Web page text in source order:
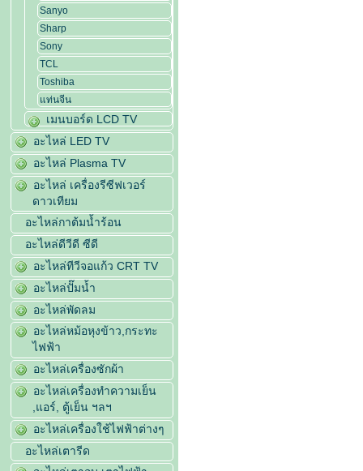
Sanyo
Sharp
Sony
TCL
Toshiba
แท่นจีน
เมนบอร์ด LCD TV
อะไหล่ LED TV
อะไหล่ Plasma TV
อะไหล่ เครื่องรีซีฟเวอร์
ดาวเทียม
อะไหล่กาต้มน้ำร้อน
อะไหล่ดีวีดี ซีดี
อะไหล่ทีวีจอแก้ว CRT TV
อะไหล่ปั๊มน้ำ
อะไหล่พัดลม
อะไหล่หม้อหุงข้าว,กระทะ
ไฟฟ้า
อะไหล่เครื่องซักผ้า
อะไหล่เครื่องทำความเย็น
,แอร์, ตู้เย็น ฯลฯ
อะไหล่เครื่องใช้ไฟฟ้าต่างๆ
อะไหล่เตารีด